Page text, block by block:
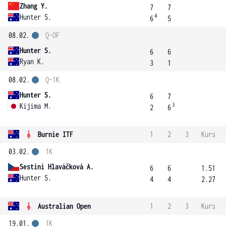
Zhang Y.
Hunter S.
7
64
7
5
08.02.
Hunter S.
Ryan K.
Q-OF
6
3
6
1
08.02.
Hunter S.
Kijima M.
Q-1K
6
2
7
6 3
Burnie ITF 1 2 3
Kurs
03.02.
Sestini Hlaváčková A.
Hunter S.
1K
6
4
6
4
1.51
2.27
Australian Open 1 2 3
Kurs
19.01.
1K